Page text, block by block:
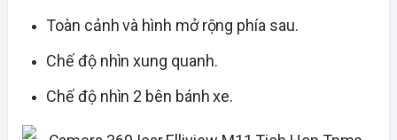
Toàn cảnh và hình mở rộng phía sau.
Chế độ nhìn xung quanh.
Chế độ nhìn 2 bên bánh xe.